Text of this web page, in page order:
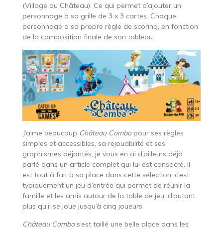
(Village ou Château). Ce qui permet d’ajouter un
personnage à sa grille de 3 x 3 cartes. Chaque
personnage a sa propre règle de scoring, en fonction
de la composition finale de son tableau.
J’aime beaucoup Château Combopour ses règles
simples et accessibles, sa rejouabilité et ses
graphismes déjantés, je vous en ai d’ailleurs déjà
parlé dans un article complet qui lui est consacré. Il
est tout à fait à sa place dans cette sélection, c’est
typiquement un jeu d’entrée qui permet de réunir la
famille et les amis autour de la table de jeu, d’autant
plus qu’il se joue jusqu’à cinq joueurs.
Château Combos’est taillé une belle place dans les